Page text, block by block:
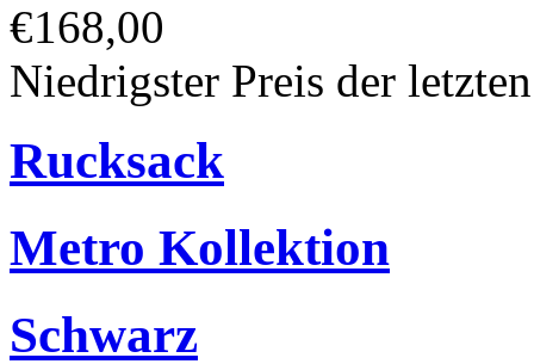
€168,00
Niedrigster Preis der
Rucksack
Metro Kollektion
Schwarz